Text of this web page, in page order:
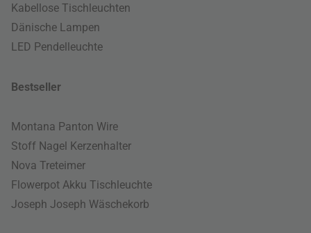
Kabellose Tischleuchten
Dänische Lampen
LED Pendelleuchte
Bestseller
Montana Panton Wire
Stoff Nagel Kerzenhalter
Nova Treteimer
Flowerpot Akku Tischleuchte
Joseph Joseph Wäschekorb